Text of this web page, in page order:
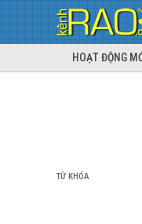
HOẠT ĐỘNG
TỪ KHÓA